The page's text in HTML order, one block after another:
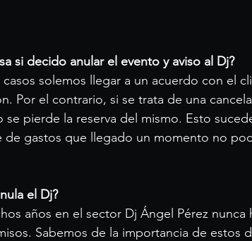
si decido anular el evento y aviso al Dj?
casos solemos llegar a un acuerdo con el
Por el contrario, si se trata de una
se pierde la reserva del mismo. Esto
de gastos que llegado un momento no
el Dj?
años en el sector Dj Ángel Pérez
Sabemos de la importancia de estos